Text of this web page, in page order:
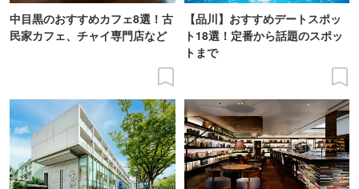
中目黒のおすすめカフェ8選！古
民家カフェ、チャイ専門店など
【品川】おすすめデートスポッ
ト18選！定番から話題のスポッ
トまで